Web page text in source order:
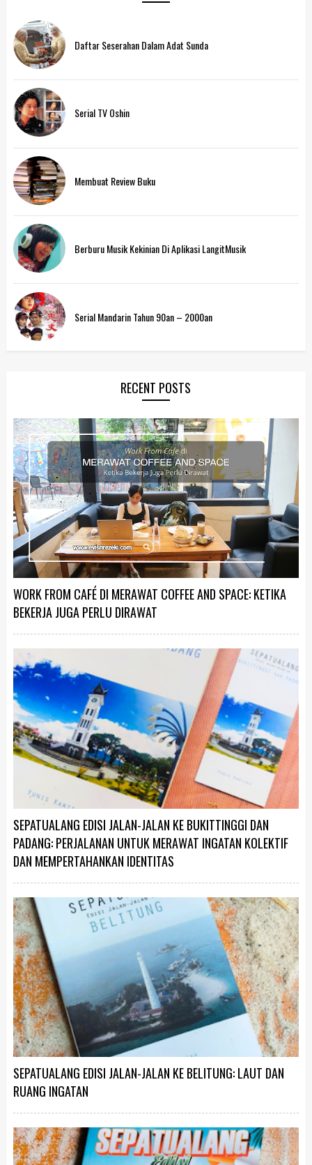
Daftar Seserahan Dalam Adat Sunda
Serial TV Oshin
Membuat Review Buku
Berburu Musik Kekinian Di Aplikasi LangitMusik
Serial Mandarin Tahun 90an – 2000an
RECENT POSTS
WORK FROM CAFÉ DI MERAWAT COFFEE AND SPACE: KETIKA
BEKERJA JUGA PERLU DIRAWAT
SEPATUALANG EDISI JALAN-JALAN KE BUKITTINGGI DAN
PADANG: PERJALANAN UNTUK MERAWAT INGATAN KOLEKTIF
DAN MEMPERTAHANKAN IDENTITAS
SEPATUALANG EDISI JALAN-JALAN KE BELITUNG: LAUT DAN
RUANG INGATAN